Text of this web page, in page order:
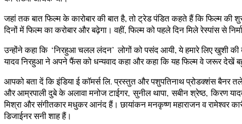
जहां तक बात फिल्‍म के कारोबार की बात है, तो ट्रेड पंडित कहते हैं कि फिल्‍म
दिनों में फिल्‍म का करोबार और बढ़ेगा। वहीं, फिल्‍म को पहले दिन मिले रेस्‍पांस से
उन्‍होंने कहा कि ‘निरहुआ चलल लंदन’ लोगों को पसंद आयी, ये हमारे लिए खुशी
यादव निरहुआ ने अपने फैंस को धन्‍यवाद कहा और कहा कि यह फिल्‍म वे जरूर देखें
आपको बता दें कि इंडिया ई कॉमर्स लि. प्रस्तुत और पशुपतिनाथ प्रोडक्शंस बैनर
और आम्रपाली दुबे के अलावा मनोज टाईगर, सुनील थापा, सबीन श्रेष्ठ, किरण
मिश्रा और संगीतकार मधुकर आनंद हैं। छायांकन मनकृष्ण महाराजन व रामेश्वर
डिजाईनर सनी शाह हैं।